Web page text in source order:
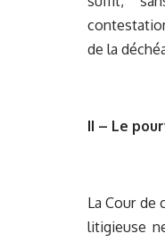
de la
II – Le
La Cour de
litigieuse